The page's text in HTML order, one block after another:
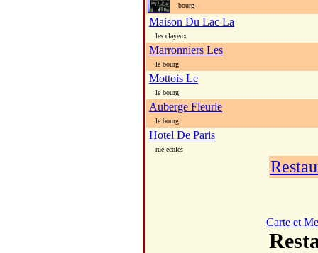
bourg
Maison Du Lac La
les clayeux
Marronniers Les
le bourg
Mottois Le
le bourg
Auberge Fleurie
le bourg
Hotel De Paris
rue ecoles
Carte et